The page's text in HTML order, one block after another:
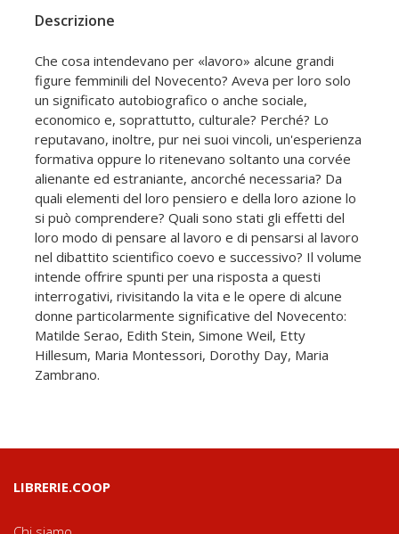
Descrizione
Che cosa intendevano per «lavoro» alcune grandi
figure femminili del Novecento? Aveva per loro solo
un significato autobiografico o anche sociale,
economico e, soprattutto, culturale? Perché? Lo
reputavano, inoltre, pur nei suoi vincoli, un'esperienza
formativa oppure lo ritenevano soltanto una corvée
alienante ed estraniante, ancorché necessaria? Da
quali elementi del loro pensiero e della loro azione lo
si può comprendere? Quali sono stati gli effetti del
loro modo di pensare al lavoro e di pensarsi al lavoro
nel dibattito scientifico coevo e successivo? Il volume
intende offrire spunti per una risposta a questi
interrogativi, rivisitando la vita e le opere di alcune
donne particolarmente significative del Novecento:
Matilde Serao, Edith Stein, Simone Weil, Etty
Hillesum, Maria Montessori, Dorothy Day, Maria
Zambrano.
LIBRERIE.COOP